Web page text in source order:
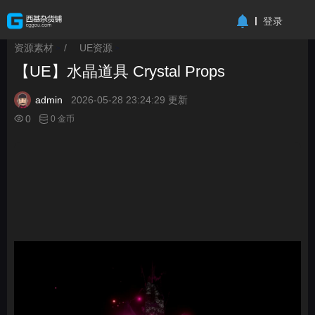
登录
资源素材 / UE资源
【UE】水晶道具 Crystal Props
admin
2026-05-28 23:24:29 更新
0
0 金币